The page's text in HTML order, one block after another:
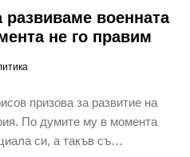
военната
не го правим
призова за развитие на
По думите му в момента
си, а такъв съ…